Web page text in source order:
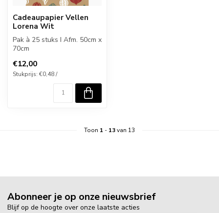
Cadeaupapier Vellen
Lorena Wit
Pak à 25 stuks I Afm. 50cm x
70cm
€12,00
Stukprijs: €0,48 /
Toon 1 - 13van 13
Abonneer je op onze nieuwsbrief
Blijf op de hoogte over onze laatste acties